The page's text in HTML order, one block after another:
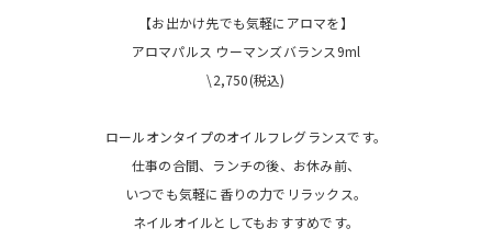
【お出かけ先でも気軽にアロマを】
アロマパルス ウーマンズバランス9ml
\2,750(税込)
ロールオンタイプのオイルフレグランスです。
仕事の合間、ランチの後、お休み前、
いつでも気軽に香りの力でリラックス。
ネイルオイルとしてもおすすめです。